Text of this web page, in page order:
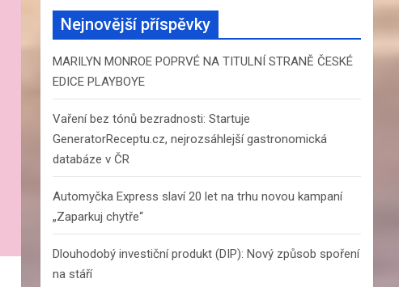
h
Nejnovější příspěvky
MARILYN MONROE POPRVÉ NA TITULNÍ STRANĚ ČESKÉ
EDICE PLAYBOYE
Vaření bez tónů bezradnosti: Startuje
GeneratorReceptu.cz, nejrozsáhlejší gastronomická
databáze v ČR
Automyčka Express slaví 20 let na trhu novou kampaní
„Zaparkuj chytře“
Dlouhodobý investiční produkt (DIP): Nový způsob spoření
na stáří